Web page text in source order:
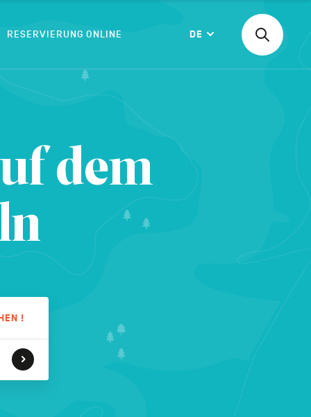
RESERVIERUNG ONLINE DE
Suchen
nach
BESTÄTIGEN
dem
!